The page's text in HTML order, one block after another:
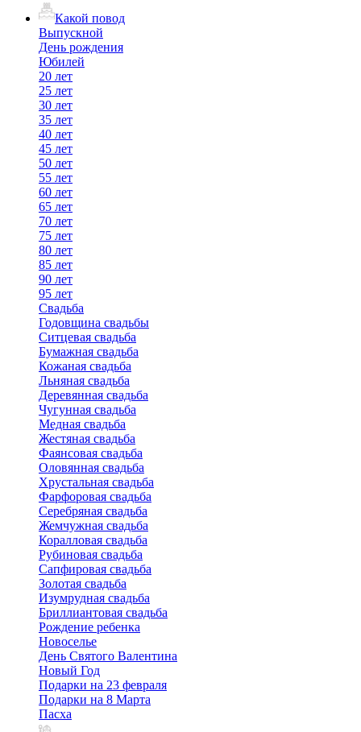
Какой повод
Выпускной
День рождения
Юбилей
20 лет
25 лет
30 лет
35 лет
40 лет
45 лет
50 лет
55 лет
60 лет
65 лет
70 лет
75 лет
80 лет
85 лет
90 лет
95 лет
Свадьба
Годовщина свадьбы
Ситцевая свадьба
Бумажная свадьба
Кожаная свадьба
Льняная свадьба
Деревянная свадьба
Чугунная свадьба
Медная свадьба
Жестяная свадьба
Фаянсовая свадьба
Оловянная свадьба
Хрустальная свадьба
Фарфоровая свадьба
Серебряная свадьба
Жемчужная свадьба
Коралловая свадьба
Рубиновая свадьба
Сапфировая свадьба
Золотая свадьба
Изумрудная свадьба
Бриллиантовая свадьба
Рождение ребенка
Новоселье
День Святого Валентина
Новый Год
Подарки на 23 февраля
Подарки на 8 Марта
Пасха